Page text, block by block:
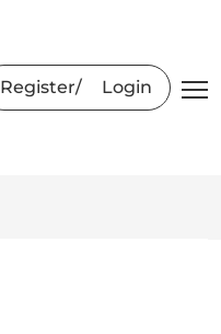
Register Login